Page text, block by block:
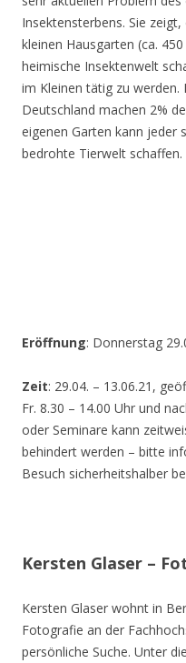
Insektensterbens. Sie
kleinen Hausgarten (ca.
heimische Insektenwelt
im Kleinen tätig zu werden.
Deutschland machen 2%
eigenen Garten kann jeder
bedrohte Tierwelt schaffen.
Eröffnung: Donnerstag
Zeit: 29.04. – 13.06.21,
Fr. 8.30 – 14.00 Uhr und
oder Seminare kann
behindert werden – bitte
Besuch sicherheitshalber
Kersten Glaser –
Kersten Glaser wohnt in
Fotografie an der
persönliche Suche. Unter